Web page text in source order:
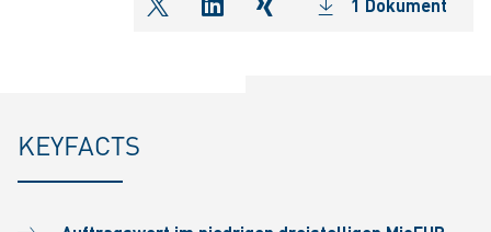
shareOntwitter
shareOnlinkedIn
shareOnxing1 Dokument
KEYFACTS